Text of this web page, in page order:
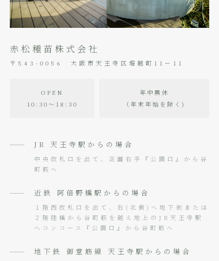
赤松種苗株式会社
〒543-0056 大阪市天王寺区堀越町11－11
OPEN
10:30〜18:30
年中無休
（年末年始を除く)
JR 天王寺駅からの場合
中央改札口を出て、正面右手『公園口』から谷
町筋へ
近鉄 阿倍野橋駅からの場合
１階西改札口を出て、右(北側)へ地下街または
２階陸橋から谷町筋を越え地上のJR天王寺駅
へコンコース『公園口』から谷町筋へ
地下鉄 御堂筋線 天王寺駅からの場合